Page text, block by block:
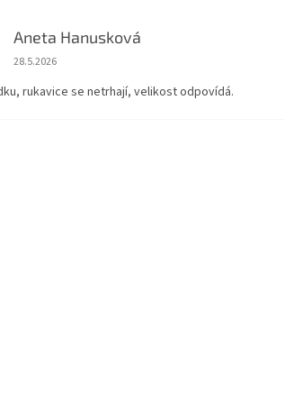
Aneta Hanusková
Hodnocení obchodu je 5 z 5 hvězdiček.
28.5.2026
rukavice se netrhají, velikost odpovídá.